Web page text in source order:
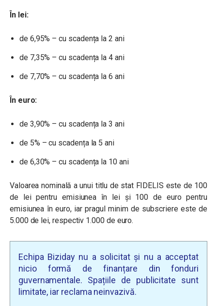
În lei:
de 6,95% – cu scadența la 2 ani
de 7,35% – cu scadența la 4 ani
de 7,70% – cu scadența la 6 ani
În euro:
de 3,90% – cu scadența la 3 ani
de 5% – cu scadența la 5 ani
de 6,30% – cu scadența la 10 ani
Valoarea nominală a unui titlu de stat FIDELIS este de 100
de lei pentru emisiunea în lei și 100 de euro pentru
emisiunea în euro, iar pragul minim de subscriere este de
5.000 de lei, respectiv 1.000 de euro.
Echipa Biziday nu a solicitat și nu a acceptat
nicio formă de finanțare din fonduri
guvernamentale. Spațiile de publicitate sunt
limitate, iar reclama neinvazivă.